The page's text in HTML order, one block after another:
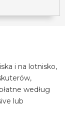
i na lotnisko,
według
lub